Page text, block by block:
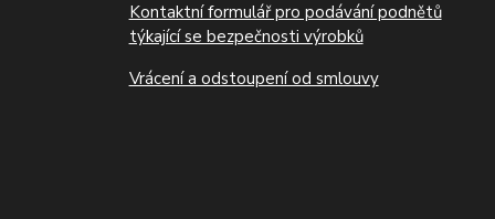
Kontaktní formulář pro podávání podnětů
týkající se bezpečnosti výrobků
Vrácení a odstoupení od smlouvy